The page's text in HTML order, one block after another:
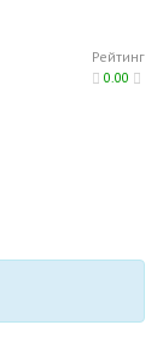
Рейтинг
0.00